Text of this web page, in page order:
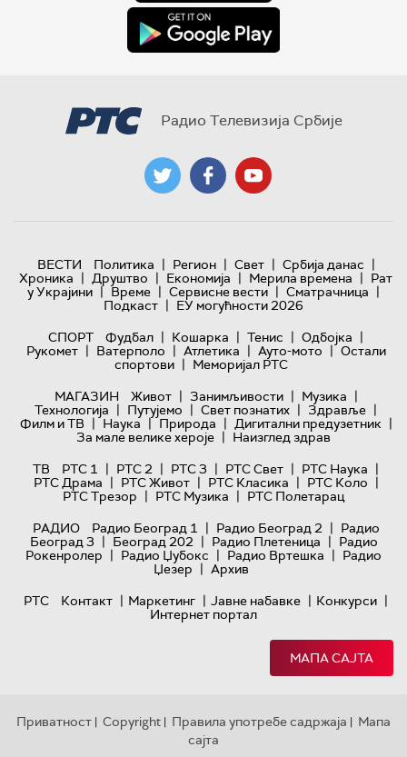
Радио Телевизија Србије
ВЕСТИ Политика | Регион | Свет | Србија данас |
Хроника | Друштво | Економија | Мерила времена | Рат
у Украјини | Време | Сервисне вести | Сматрачница |
Подкаст | ЕУ могућности 2026
СПОРТ
Фудбал | Кошарка | Тенис | Одбојка |
Рукомет | Ватерполо | Атлетика | Ауто-мото | Остали
спортови | Меморијал РТС
МАГАЗИН
Живот | Занимљивости | Музика |
Технологијa | Путујемо | Свет познатих | Здравље |
Филм и ТВ | Наука | Природа | Дигитални предузетник |
За мале велике хероје | Наизглед здрав
ТВ
РТС 1 | РТС 2 | РТС 3 | РТС Свет | РТС Наука |
РТС Драма | РТС Живот | РТС Класика | РТС Коло |
РТС Трезор | РТС Музика | РТС Полетарац
РАДИО
Радио Београд 1 | Радио Београд 2 | Радио
Београд 3 | Београд 202 | Радио Плетеница | Радио
Рокенролер | Радио Џубокс | Радио Вртешка | Радио
Џезер | Архив
РТС
Контакт | Маркетинг | Јавне набавке | Конкурси |
Интернет портал
МАПА САЈТА
Приватност | Copyright | Правила употребе садржаја | Мапа
сајта